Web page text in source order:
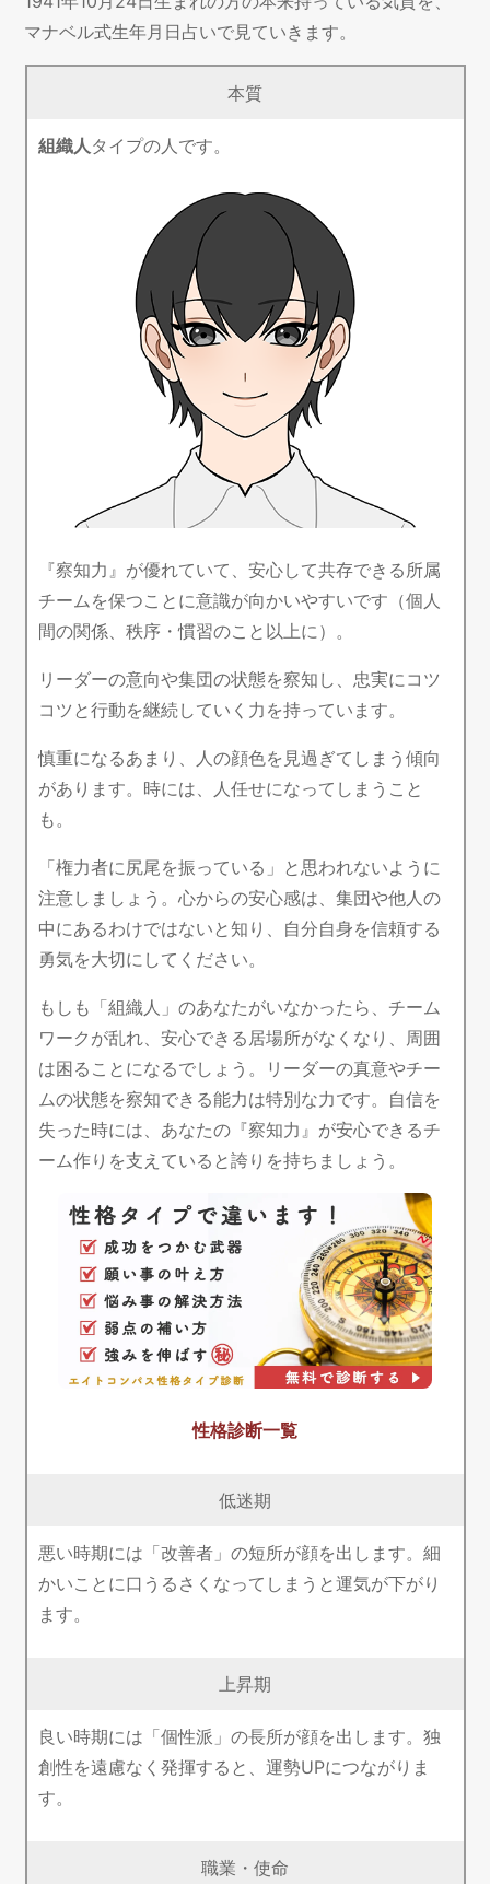
マナベル式生年月日占いで見ていきます。
本質
組織人 タイプの人です。
『察知力』が優れていて、安心して共存できる所属
チームを保つことに意識が向かいやすいです（個人
間の関係、秩序・慣習のこと以上に）。
リーダーの意向や集団の状態を察知し、忠実にコツ
コツと行動を継続していく力を持っています。
慎重になるあまり、人の顔色を見過ぎてしまう傾向
があります。時には、人任せになってしまうこと
も。
「権力者に尻尾を振っている」と思われないように
注意しましょう。心からの安心感は、集団や他人の
中にあるわけではないと知り、自分自身を信頼する
勇気を大切にしてください。
もしも「組織人」のあなたがいなかったら、チーム
ワークが乱れ、安心できる居場所がなくなり、周囲
は困ることになるでしょう。リーダーの真意やチー
ムの状態を察知できる能力は特別な力です。自信を
失った時には、あなたの『察知力』が安心できるチ
ーム作りを支えていると誇りを持ちましょう。
性格診断一覧
低迷期
悪い時期には「改善者」の短所が顔を出します。細
かいことに口うるさくなってしまうと運気が下がり
ます。
上昇期
良い時期には「個性派」の長所が顔を出します。独
創性を遠慮なく発揮すると、運勢UPにつながりま
す。
職業・使命